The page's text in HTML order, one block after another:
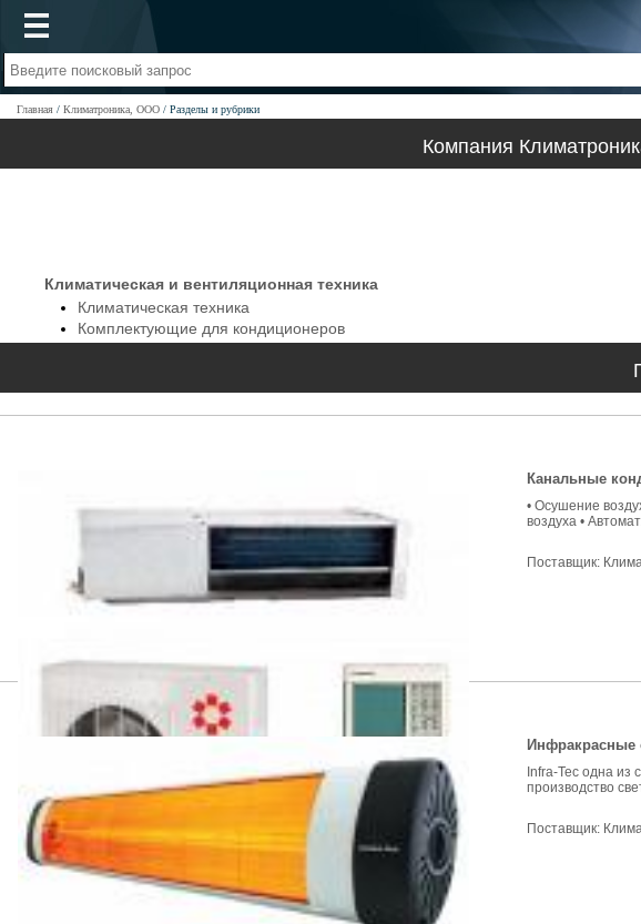
Главная Климатроника, ООО Разделы и рубрики
Компания
Климатическая и вентиляционная техника
Климатическая техника
Комплектующие для кондиционеров
Канальные
• Осушение
воздуха •
Поставщик:
Инфракрасные
Infra-Tec одна из
производство
Поставщик: